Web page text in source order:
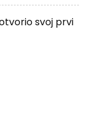
svoj prvi